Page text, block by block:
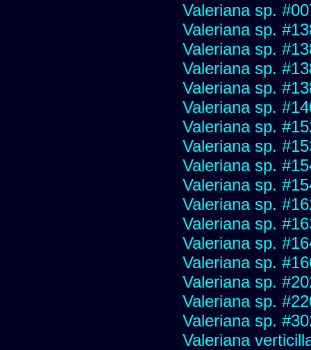
Valeriana sp.
Valeriana sp.
Valeriana sp.
Valeriana sp.
Valeriana sp.
Valeriana sp.
Valeriana sp.
Valeriana sp.
Valeriana sp.
Valeriana sp.
Valeriana sp.
Valeriana sp.
Valeriana sp.
Valeriana sp.
Valeriana sp.
Valeriana sp.
Valeriana sp.
Valeriana